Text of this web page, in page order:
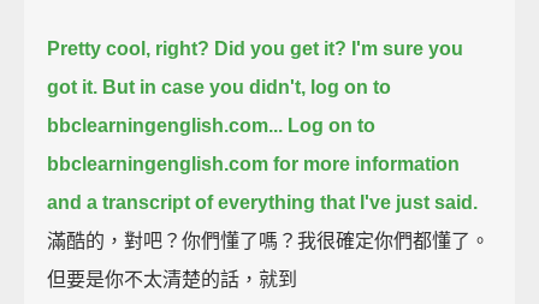
Pretty cool, right? Did you get it? I'm sure you
got it. But in case you didn't, log on to
bbclearningenglish.com... Log on to
bbclearningenglish.com for more information
and a transcript of everything that I've just said.
滿酷的，對吧？你們懂了嗎？我很確定你們都懂了。
但要是你不太清楚的話，就到